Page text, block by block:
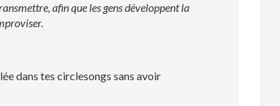
afin que les gens développent la
dans tes circlesongs sans avoir